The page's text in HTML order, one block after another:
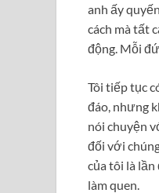
anh ấy
cách mà tất
động. Mỗi
Tôi tiếp tục
đáo, nhưng
nói chuyện
đối với
của tôi là
làm quen.